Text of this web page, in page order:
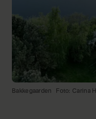
Bakkegaarden Foto: Carina